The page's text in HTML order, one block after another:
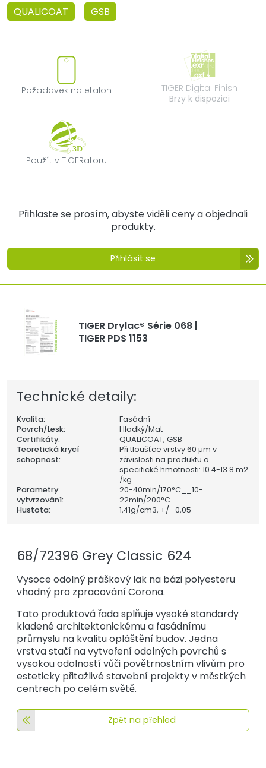
QUALICOAT
GSB
Požadavek na etalon
Požadavek na etalon
TIGER Digital
TIGER Digital Finish
Brzy k dispozici
Použít v TIGERatoru
Použít v TIGERatoru
Přihlaste se prosím, abyste viděli ceny a objednali
produkty.
Přihlásit se
TIGER Drylac® Série 068 |
TIGER PDS 1153
Technické detaily:
Kvalita:
Fasádní
Povrch/Lesk:
Hladký/Mat
Certifikáty:
QUALICOAT, GSB
Teoretická krycí
schopnost:
Při tloušťce vrstvy 60 µm v
závislosti na produktu a
specifické hmotnosti: 10.4-13.8 m2
/kg
Parametry
vytvrzování:
20-40min/170°C__10-
22min/200°C
Hustota:
1,41g/cm3, +/- 0,05
68/72396 Grey Classic 624
Vysoce odolný práškový lak na bázi polyesteru
vhodný pro zpracování Corona.
Tato produktová řada splňuje vysoké standardy
kladené architektonickému a fasádnímu
průmyslu na kvalitu opláštění budov. Jedna
vrstva stačí na vytvoření odolných povrchů s
vysokou odolností vůči povětrnostním vlivům pro
esteticky přitažlivé stavební projekty v městkých
centrech po celém světě.
Zpět na přehled